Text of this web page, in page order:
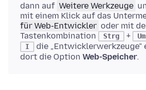
dann auf Weitere Werkzeuge
mit einem Klick auf das
für Web-Entwickler oder mit
Tastenkombination
Strg +
I
die „Entwicklerwerkzeuge"
dort die Option Web-Speicher.